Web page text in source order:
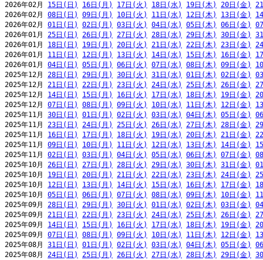
2026年02月 15日(日) 16日(月) 17日(火) 18日(水) 19日(木) 20日(金)
2026年02月 08日(日) 09日(月) 10日(火) 11日(水) 12日(木) 13日(金)
2026年02月 01日(日) 02日(月) 03日(火) 04日(水) 05日(木) 06日(金)
2026年01月 25日(日) 26日(月) 27日(火) 28日(水) 29日(木) 30日(金)
2026年01月 18日(日) 19日(月) 20日(火) 21日(水) 22日(木) 23日(金)
2026年01月 11日(日) 12日(月) 13日(火) 14日(水) 15日(木) 16日(金)
2026年01月 04日(日) 05日(月) 06日(火) 07日(水) 08日(木) 09日(金)
2025年12月 28日(日) 29日(月) 30日(火) 31日(水) 01日(木) 02日(金)
2025年12月 21日(日) 22日(月) 23日(火) 24日(水) 25日(木) 26日(金)
2025年12月 14日(日) 15日(月) 16日(火) 17日(水) 18日(木) 19日(金)
2025年12月 07日(日) 08日(月) 09日(火) 10日(水) 11日(木) 12日(金)
2025年11月 30日(日) 01日(月) 02日(火) 03日(水) 04日(木) 05日(金)
2025年11月 23日(日) 24日(月) 25日(火) 26日(水) 27日(木) 28日(金)
2025年11月 16日(日) 17日(月) 18日(火) 19日(水) 20日(木) 21日(金)
2025年11月 09日(日) 10日(月) 11日(火) 12日(水) 13日(木) 14日(金)
2025年11月 02日(日) 03日(月) 04日(火) 05日(水) 06日(木) 07日(金)
2025年10月 26日(日) 27日(月) 28日(火) 29日(水) 30日(木) 31日(金)
2025年10月 19日(日) 20日(月) 21日(火) 22日(水) 23日(木) 24日(金)
2025年10月 12日(日) 13日(月) 14日(火) 15日(水) 16日(木) 17日(金)
2025年10月 05日(日) 06日(月) 07日(火) 08日(水) 09日(木) 10日(金)
2025年09月 28日(日) 29日(月) 30日(火) 01日(水) 02日(木) 03日(金)
2025年09月 21日(日) 22日(月) 23日(火) 24日(水) 25日(木) 26日(金)
2025年09月 14日(日) 15日(月) 16日(火) 17日(水) 18日(木) 19日(金)
2025年09月 07日(日) 08日(月) 09日(火) 10日(水) 11日(木) 12日(金)
2025年08月 31日(日) 01日(月) 02日(火) 03日(水) 04日(木) 05日(金)
2025年08月 24日(日) 25日(月) 26日(火) 27日(水) 28日(木) 29日(金)